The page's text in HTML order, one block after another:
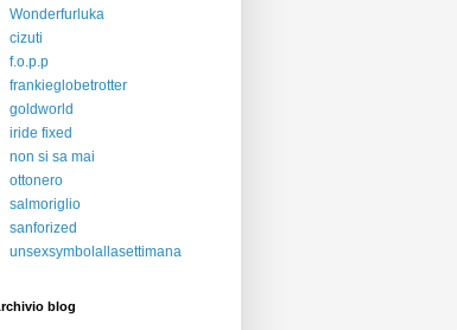
Wonderfurluka
cizuti
f.o.p.p
frankieglobetrotter
goldworld
iride fixed
non si sa mai
ottonero
salmoriglio
sanforized
unsexsymbolallasettimana
blog